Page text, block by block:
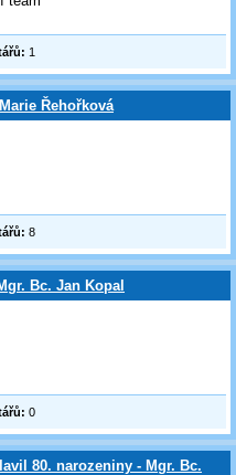
1
Řehořková
8
Bc. Jan Kopal
0
80. narozeniny - Mgr. Bc.